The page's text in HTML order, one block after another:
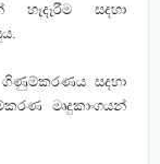
සදහා
සදහා
මෘදුකාංගයන්